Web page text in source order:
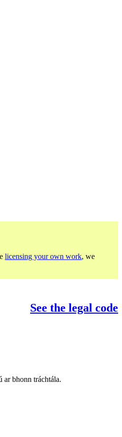
licensing your own work, we
See the legal code
ar bhonn tráchtála.